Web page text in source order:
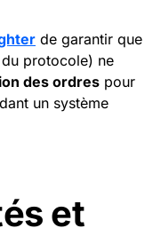
de garantir que
du protocole) ne
des ordres pour
un système
et